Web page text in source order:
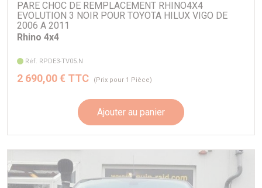
PARE CHOC DE REMPLACEMENT RHINO4X4
EVOLUTION 3 NOIR POUR TOYOTA HILUX VIGO DE
2006 A 2011
Rhino 4x4
Réf. RPDE3-TV05.N
2 690,00 € TTC (Prix pour 1 Pièce)
Ajouter au panier